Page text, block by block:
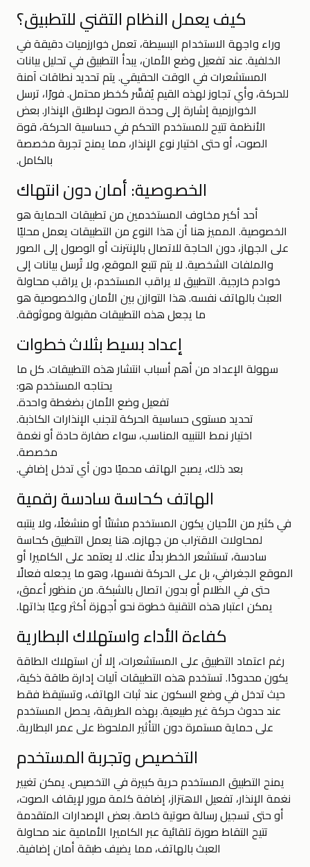
كيف يعمل النظام التقني للتطبيق؟
وراء واجهة الاستخدام البسيطة، تعمل خوارزميات دقيقة في
الخلفية. عند تفعيل وضع الأمان، يبدأ التطبيق في تحليل بيانات
المستشعرات في الوقت الحقيقي. يتم تحديد نطاقات آمنة
للحركة، وأي تجاوز لهذه القيم يُفسَّر كخطر محتمل. فورًا، ترسل
الخوارزمية إشارة إلى وحدة الصوت لإطلاق الإنذار. بعض
الأنظمة تتيح للمستخدم التحكم في حساسية الحركة، قوة
الصوت، أو حتى اختيار نوع الإنذار، مما يمنح تجربة مخصصة
بالكامل.
الخصوصية: أمان دون انتهاك
أحد أكبر مخاوف المستخدمين من تطبيقات الحماية هو
الخصوصية. المميز هنا أن هذا النوع من التطبيقات يعمل محليًا
على الجهاز، دون الحاجة للاتصال بالإنترنت أو الوصول إلى الصور
والملفات الشخصية. لا يتم تتبع الموقع، ولا تُرسل بيانات إلى
خوادم خارجية. التطبيق لا يراقب المستخدم، بل يراقب محاولة
العبث بالهاتف نفسه. هذا التوازن بين الأمان والخصوصية هو
ما يجعل هذه التطبيقات مقبولة وموثوقة.
إعداد بسيط بثلاث خطوات
سهولة الإعداد من أهم أسباب انتشار هذه التطبيقات. كل ما
يحتاجه المستخدم هو:
تفعيل وضع الأمان بضغطة واحدة.
تحديد مستوى حساسية الحركة لتجنب الإنذارات الكاذبة.
اختيار نمط التنبيه المناسب، سواء صفارة حادة أو نغمة
مخصصة.
بعد ذلك، يصبح الهاتف محميًا دون أي تدخل إضافي.
الهاتف كحاسة سادسة رقمية
في كثير من الأحيان يكون المستخدم مشتتًا أو منشغلًا، ولا ينتبه
لمحاولات الاقتراب من جهازه. هنا يعمل التطبيق كحاسة
سادسة، تستشعر الخطر بدلًا عنك. لا يعتمد على الكاميرا أو
الموقع الجغرافي، بل على الحركة نفسها، وهو ما يجعله فعالًا
حتى في الظلام أو بدون اتصال بالشبكة. من منظور أعمق،
يمكن اعتبار هذه التقنية خطوة نحو أجهزة أكثر وعيًا بذاتها.
كفاءة الأداء واستهلاك البطارية
رغم اعتماد التطبيق على المستشعرات، إلا أن استهلاك الطاقة
يكون محدودًا. تستخدم هذه التطبيقات آليات إدارة طاقة ذكية،
حيث تدخل في وضع السكون عند ثبات الهاتف، وتستيقظ فقط
عند حدوث حركة غير طبيعية. بهذه الطريقة، يحصل المستخدم
على حماية مستمرة دون التأثير الملحوظ على عمر البطارية.
التخصيص وتجربة المستخدم
يمنح التطبيق المستخدم حرية كبيرة في التخصيص. يمكن تغيير
نغمة الإنذار، تفعيل الاهتزاز، إضافة كلمة مرور لإيقاف الصوت،
أو حتى تسجيل رسالة صوتية خاصة. بعض الإصدارات المتقدمة
تتيح التقاط صورة تلقائية عبر الكاميرا الأمامية عند محاولة
العبث بالهاتف، مما يضيف طبقة أمان إضافية.